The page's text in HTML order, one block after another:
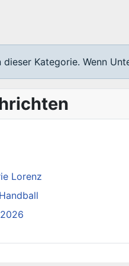
Kategorie. Wenn
Lorenz